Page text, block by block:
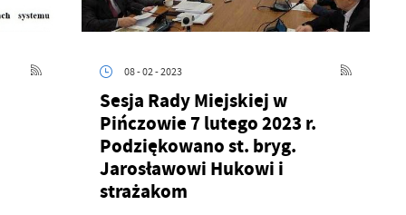
08 - 02 - 2023
Sesja Rady Miejskiej w
Pińczowie 7 lutego 2023 r.
Podziękowano st. bryg.
Jarosławowi Hukowi i
strażakom